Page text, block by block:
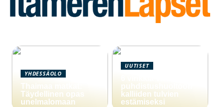
YHDESSÄOLO
Thaimaa matkat:
Täydellinen opas
unelmalomaan
UUTISET
puhdistushuoltoon
kalliiden tulvien
estämiseksi